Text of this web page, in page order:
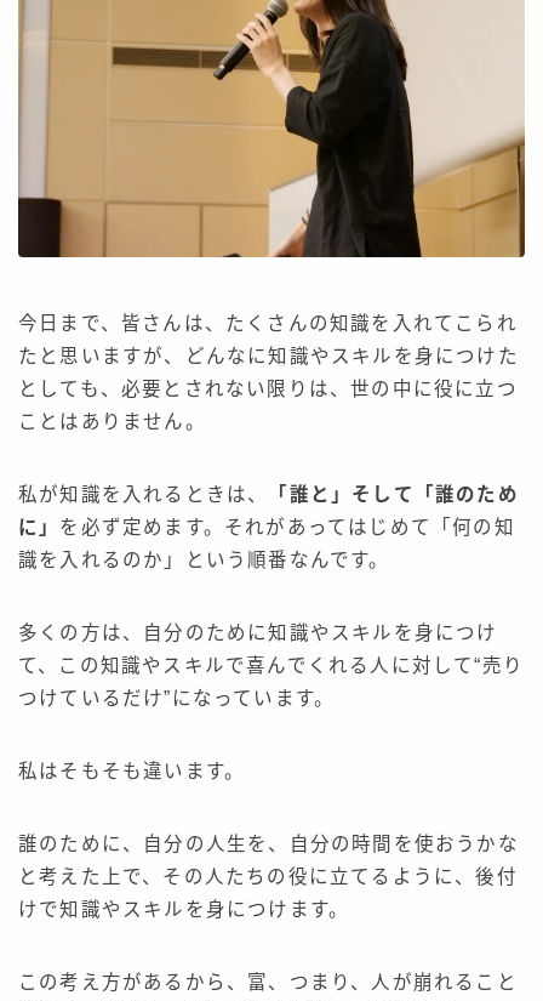
今日まで、皆さんは、たくさんの知識を入れてこられ
たと思いますが、どんなに知識やスキルを身につけた
としても、必要とされない限りは、世の中に役に立つ
ことはありません。
私が知識を入れるときは、
「誰と」そして「誰のため
に」 を必ず定めます。それがあってはじめて「何の知
識を入れるのか」という順番なんです。
多くの方は、自分のために知識やスキルを身につけ
て、この知識やスキルで喜んでくれる人に対して“売り
つけているだけ”になっています。
私はそもそも違います。
誰のために、自分の人生を、自分の時間を使おうかな
と考えた上で、その人たちの役に立てるように、後付
けで知識やスキルを身につけます。
この考え方があるから、富、つまり、人が崩れること